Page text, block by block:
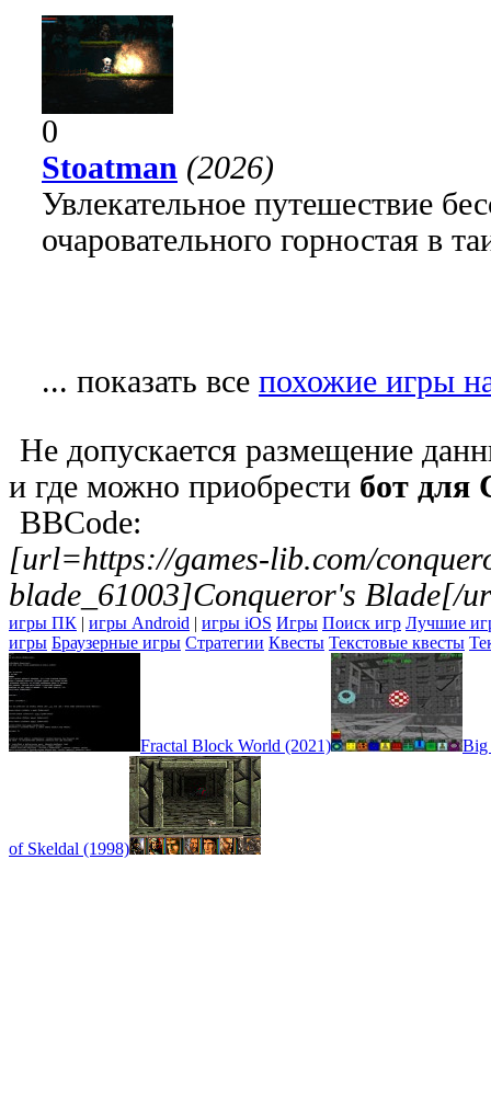
0
Stoatman (2026)
Увлекательное путешествие
очаровательного горностая в
... показать все похожие игры
Не допускается размещение
и где можно приобрести бот для
BBCode:
[url=https://games-lib.com/
blade_61003]Conqueror's Blade[/
игры ПК | игры Android | игры iOS Игры Поиск игр Лучшие
игры Браузерные игры Стратегии Квесты Текстовые квесты
Fractal Block World (2021) Big
of Skeldal (1998)